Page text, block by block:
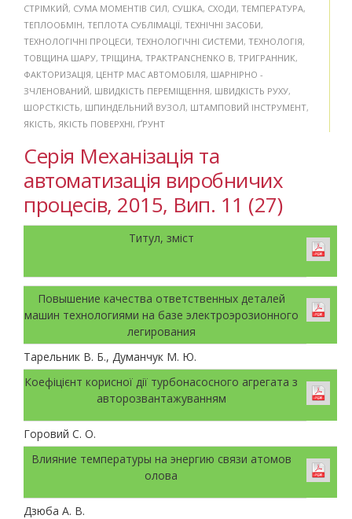
СТРІМКИЙ, СУМА МОМЕНТІВ СИЛ, СУШКА, СХОДИ, ТЕМПЕРАТУРА,
ТЕПЛООБМІН, ТЕПЛОТА СУБЛІМАЦІЇ, ТЕХНІЧНІ ЗАСОБИ,
ТЕХНОЛОГІЧНІ ПРОЦЕСИ, ТЕХНОЛОГІЧНІ СИСТЕМИ, ТЕХНОЛОГІЯ,
ТОВЩИНА ШАРУ, ТРІЩИНА, ТРАКТPANCHENKO B, ТРИГРАННИК,
ФАКТОРИЗАЦІЯ, ЦЕНТР МАС АВТОМОБІЛЯ, ШАРНІРНО -
ЗЧЛЕНОВАНИЙ, ШВИДКІСТЬ ПЕРЕМІЩЕННЯ, ШВИДКІСТЬ РУХУ,
ШОРСТКІСТЬ, ШПИНДЕЛЬНИЙ ВУЗОЛ, ШТАМПОВИЙ ІНСТРУМЕНТ,
ЯКІСТЬ, ЯКІСТЬ ПОВЕРХНІ, ҐРУНТ
Серія Механізація та
автоматизація виробничих
процесів, 2015, Вип. 11 (27)
Титул, зміст
Повышение качества ответственных деталей
машин технологиями на базе электроэрозионного
легирования
Тарельник В. Б., Думанчук М. Ю.
Коефіцієнт корисної дії турбонасосного агрегата з
авторозвантажуванням
Горовий С. О.
Влияние температуры на энергию связи атомов
олова
Дзюба А. В.